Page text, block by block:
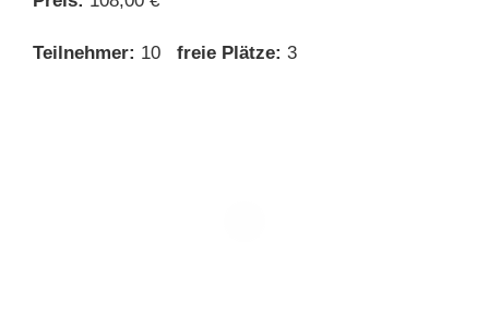
Teilnehmer: 10 freie Plätze: 3